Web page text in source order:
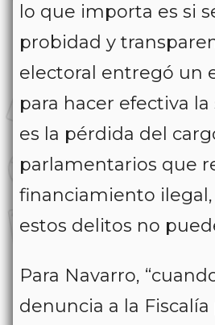
lo que importa es si
probidad y
electoral entregó un
para hacer efectiva
es la pérdida del
parlamentarios que
financiamiento
estos delitos no
Para Navarro,
denuncia a la Fiscalía